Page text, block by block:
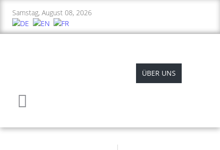
Samstag, August 08, 2026
ÜBER UNS